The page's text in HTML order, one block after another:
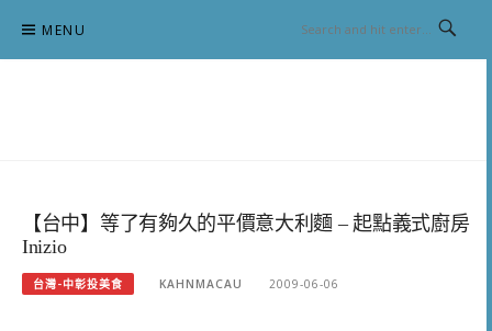
content
MENU
【台中】等了有夠久的平價意大利麵 – 起點義式廚房
Inizio
台灣-中彰投美食 KAHNMACAU 2009-06-06